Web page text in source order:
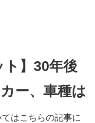
ト】30年後
ー、車種は
はこちらの記事に